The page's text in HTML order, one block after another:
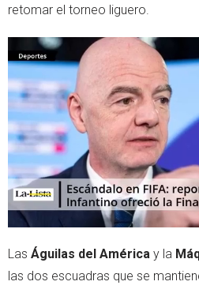
retomar el torneo liguero.
Las Águilas del América y la
las dos escuadras que se